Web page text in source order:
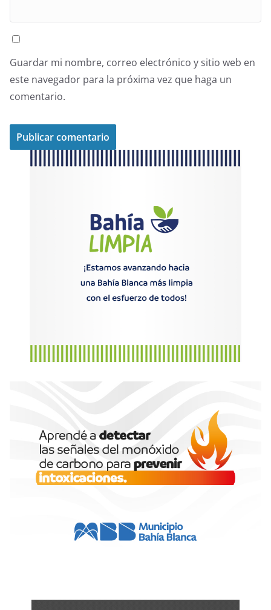
Guardar mi nombre, correo electrónico y sitio web en
este navegador para la próxima vez que haga un
comentario.